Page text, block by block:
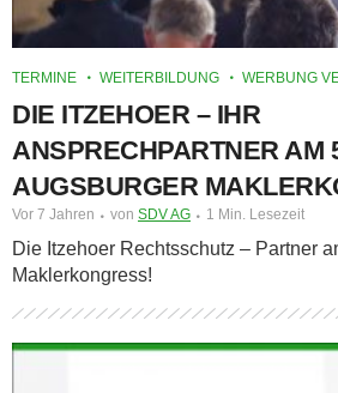
TERMINE WEITERBILDUNG WERBUNG
DIE ITZEHOER – IHR
ANSPRECHPARTNER AM
AUGSBURGER
Vor 7 Jahren von SDV AG 1 Min. Lesezeit
Die Itzehoer Rechtsschutz – Partner
Maklerkongress!